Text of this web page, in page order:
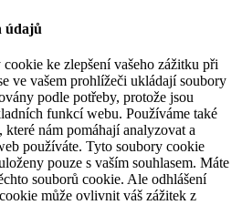
údajů
ke zlepšení vašeho zážitku při
ve vašem prohlížeči ukládají soubory
podle potřeby, protože jsou
funkcí webu. Používáme také
nám pomáhají analyzovat a
používáte. Tyto soubory cookie
pouze s vaším souhlasem. Máte
souborů cookie. Ale odhlášení
může ovlivnit váš zážitek z